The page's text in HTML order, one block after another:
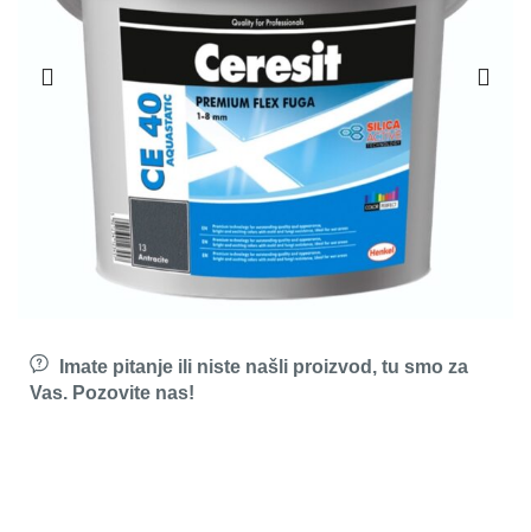
Imate pitanje ili niste našli proizvod, tu smo za
Vas. Pozovite nas!